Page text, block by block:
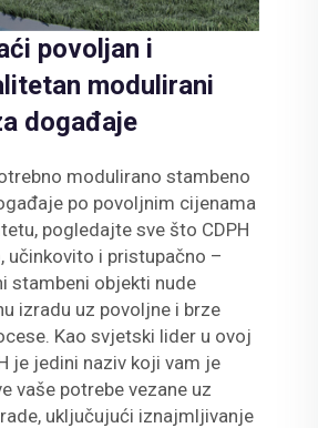
povoljan i
modulirani
događaje
modulirano stambeno
po povoljnim cijenama
pogledajte sve što CDPH
učinkovito i pristupačno –
stambeni objekti nude
izradu uz povoljne i brze
Kao svjetski lider u ovoj
je jedini naziv koji vam je
vaše potrebe vezane uz
uključujući iznajmljivanje